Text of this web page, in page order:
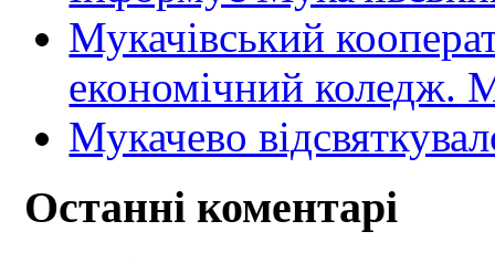
Мукачівський
економічний
Мукачево
Останні коментарі